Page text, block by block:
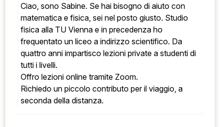
Ciao, sono Sabine. Se hai bisogno di aiuto con
matematica e fisica, sei nel posto giusto. Studio
fisica alla TU Vienna e in precedenza ho
frequentato un liceo a indirizzo scientifico. Da
quattro anni impartisco lezioni private a studenti di
tutti i livelli.
Offro lezioni online tramite Zoom.
Richiedo un piccolo contributo per il viaggio, a
seconda della distanza.